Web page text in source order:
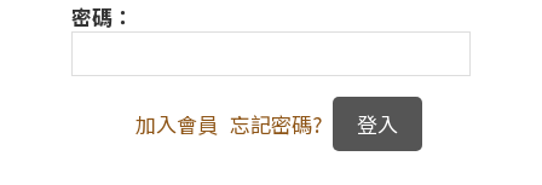
密碼：
加入會員 忘記密碼?